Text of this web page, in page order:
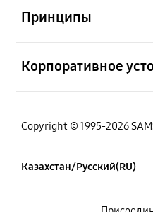
Принципы
Корпоративное
Copyright © 1995-2026
Казахстан/Русский(RU)